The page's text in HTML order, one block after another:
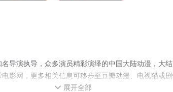
导演执导，众多演员精彩演绎的中国大陆动漫，大
影网，更多相关信息可移步至豆瓣动漫、电视猫或剧
 展开全部